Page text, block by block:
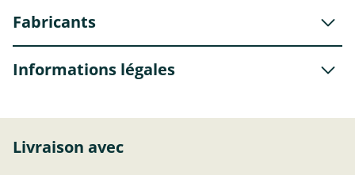
Fabricants
Informations légales
Livraison avec